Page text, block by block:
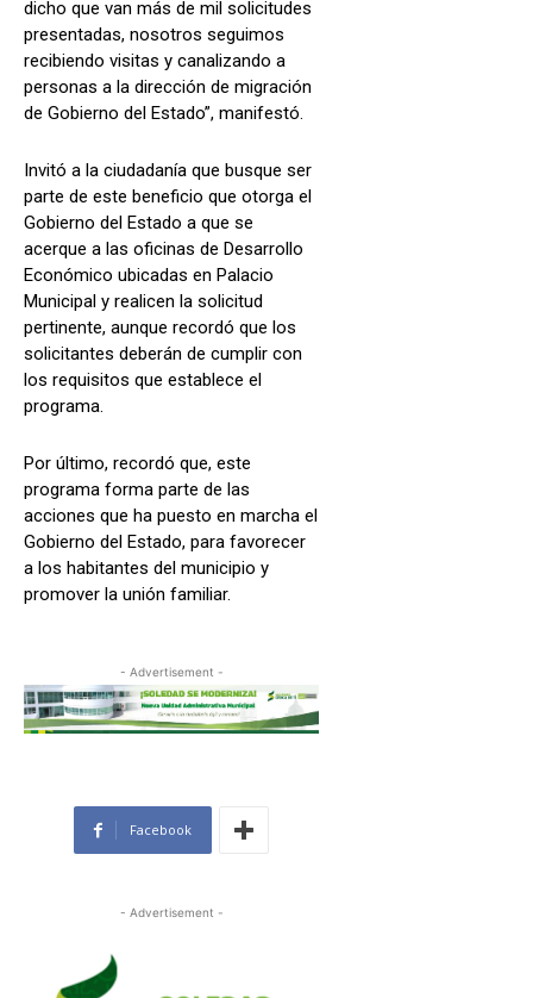
dicho que van más de mil solicitudes
presentadas, nosotros seguimos
recibiendo visitas y canalizando a
personas a la dirección de migración
de Gobierno del Estado”, manifestó.
Invitó a la ciudadanía que busque ser
parte de este beneficio que otorga el
Gobierno del Estado a que se
acerque a las oficinas de Desarrollo
Económico ubicadas en Palacio
Municipal y realicen la solicitud
pertinente, aunque recordó que los
solicitantes deberán de cumplir con
los requisitos que establece el
programa.
Por último, recordó que, este
programa forma parte de las
acciones que ha puesto en marcha el
Gobierno del Estado, para favorecer
a los habitantes del municipio y
promover la unión familiar.
- Advertisement -
Facebook
- Advertisement -